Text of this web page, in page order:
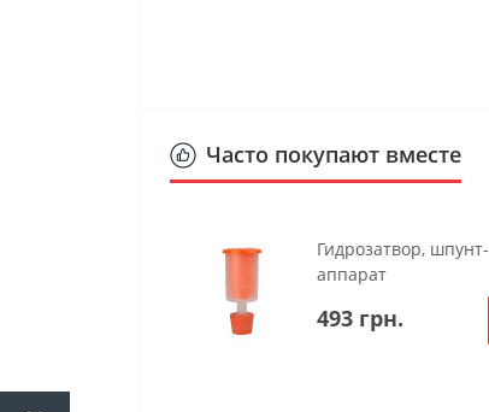
Часто покупают вместе
Гидрозатвор, шпунт-
аппарат
493 грн.